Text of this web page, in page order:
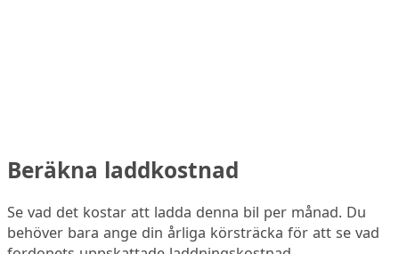
Beräkna laddkostnad
Se vad det kostar att ladda denna bil per månad. Du
behöver bara ange din årliga körsträcka för att se vad